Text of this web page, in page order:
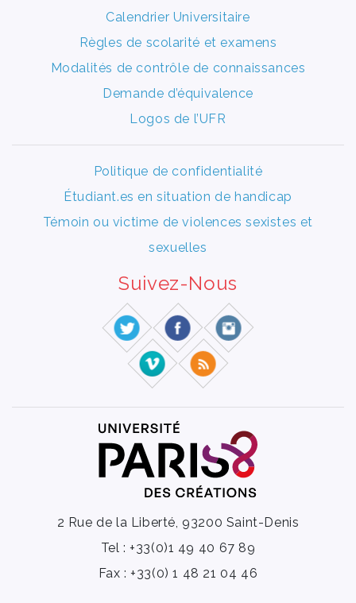
Calendrier Universitaire
Règles de scolarité et examens
Modalités de contrôle de connaissances
Demande d’équivalence
Logos de l’UFR
Politique de confidentialité
Étudiant.es en situation de handicap
Témoin ou victime de violences sexistes et
sexuelles
Suivez-Nous
2 Rue de la Liberté, 93200 Saint-Denis
Tel : +33(0)1 49 40 67 89
Fax : +33(0) 1 48 21 04 46